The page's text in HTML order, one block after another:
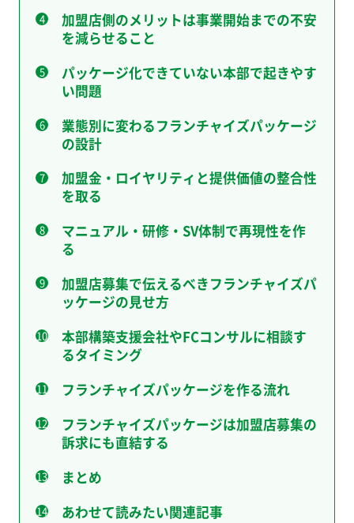
加盟店側のメリットは事業開始までの不安
を減らせること
パッケージ化できていない本部で起きやす
い問題
業態別に変わるフランチャイズパッケージ
の設計
加盟金・ロイヤリティと提供価値の整合性
を取る
マニュアル・研修・SV体制で再現性を作
る
加盟店募集で伝えるべきフランチャイズパ
ッケージの見せ方
本部構築支援会社やFCコンサルに相談す
るタイミング
フランチャイズパッケージを作る流れ
フランチャイズパッケージは加盟店募集の
訴求にも直結する
まとめ
あわせて読みたい関連記事